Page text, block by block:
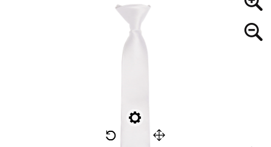
jsme přímý výrobce, žádný zprostředkovatel
Český eshop s tradicí od roku 2010